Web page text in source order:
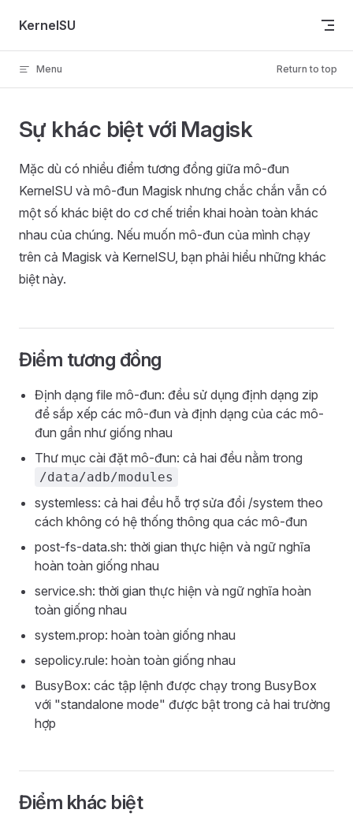
Skip to content
KernelSU
Menu Return to top
Sự khác biệt với Magisk
Mặc dù có nhiều điểm tương đồng giữa mô-đun
KernelSU và mô-đun Magisk nhưng chắc chắn vẫn có
một số khác biệt do cơ chế triển khai hoàn toàn khác
nhau của chúng. Nếu muốn mô-đun của mình chạy
trên cả Magisk và KernelSU, bạn phải hiểu những khác
biệt này.
Điểm tương đồng
Định dạng file mô-đun: đều sử dụng định dạng zip
để sắp xếp các mô-đun và định dạng của các mô-
đun gần như giống nhau
Thư mục cài đặt mô-đun: cả hai đều nằm trong
/data/adb/modules
systemless: cả hai đều hỗ trợ sửa đổi /system theo
cách không có hệ thống thông qua các mô-đun
post-fs-data.sh: thời gian thực hiện và ngữ nghĩa
hoàn toàn giống nhau
service.sh: thời gian thực hiện và ngữ nghĩa hoàn
toàn giống nhau
system.prop: hoàn toàn giống nhau
sepolicy.rule: hoàn toàn giống nhau
BusyBox: các tập lệnh được chạy trong BusyBox
với "standalone mode" được bật trong cả hai trường
hợp
Điểm khác biệt